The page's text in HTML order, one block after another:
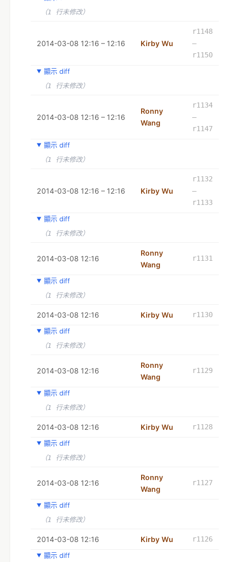
（1 行未修改）
2014-03-08 12:16 – 12:16 Kirby Wu
r1148
–
r1150
顯示 diff
（1 行未修改）
2014-03-08 12:16 – 12:16
Ronny
Wang
r1134
–
r1147
顯示 diff
（1 行未修改）
2014-03-08 12:16 – 12:16 Kirby Wu
r1132
–
r1133
顯示 diff
（1 行未修改）
2014-03-08 12:16
Ronny
Wang
r1131
顯示 diff
（1 行未修改）
2014-03-08 12:16 Kirby Wu
r1130
顯示 diff
（1 行未修改）
2014-03-08 12:16
Ronny
Wang
r1129
顯示 diff
（1 行未修改）
2014-03-08 12:16 Kirby Wu
r1128
顯示 diff
（1 行未修改）
2014-03-08 12:16
Ronny
Wang
r1127
顯示 diff
（1 行未修改）
2014-03-08 12:16 Kirby Wu
r1126
顯示 diff